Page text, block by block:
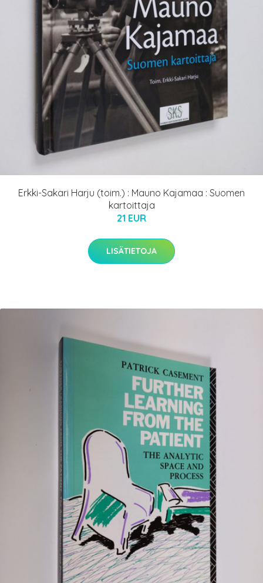
Erkki-Sakari Harju (toim.) : Mauno Kajamaa : Suomen
kartoittaja
21 EUR
LISÄTIETOJA